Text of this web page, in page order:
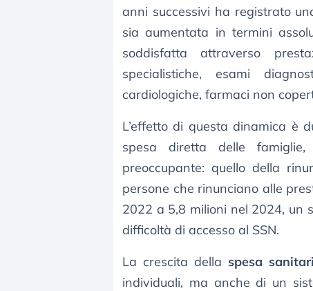
anni successivi ha registrato
sia aumentata in termini
soddisfatta attraverso
specialistiche, esami
cardiologiche, farmaci non
L’effetto di questa dinamica è
spesa diretta delle
preoccupante: quello della
persone che rinunciano alle
2022 a 5,8 milioni nel 2024, un
difficoltà di accesso al SSN.
La crescita della spesa
individuali, ma anche di un